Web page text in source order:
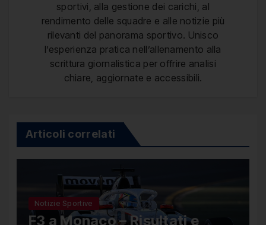
sportivi, alla gestione dei carichi, al
rendimento delle squadre e alle notizie più
rilevanti del panorama sportivo. Unisco
l’esperienza pratica nell’allenamento alla
scrittura giornalistica per offrire analisi
chiare, aggiornate e accessibili.
Articoli correlati
Notizie Sportive
F3 a Monaco – Risultati e